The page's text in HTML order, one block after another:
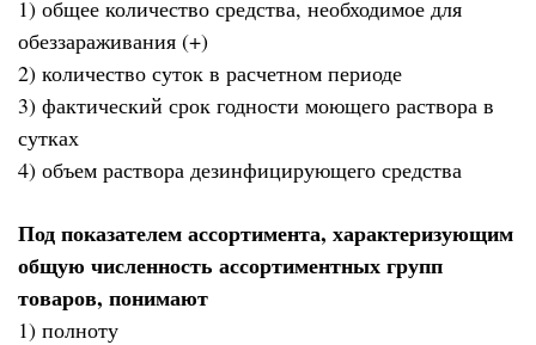
1) общее количество средства, необходимое для
обеззараживания (+)
2) количество суток в расчетном периоде
3) фактический срок годности моющего раствора в
сутках
4) объем раствора дезинфицирующего средства
Под показателем ассортимента, характеризующим
общую численность ассортиментных групп
товаров, понимают
1) полноту